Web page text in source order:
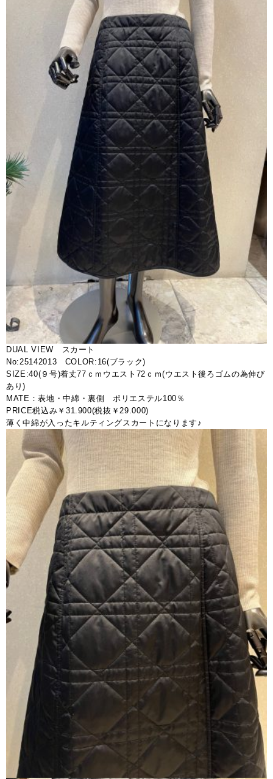
DUAL VIEW スカート
No:25142013 COLOR:16(ブラック)
SIZE:40(９号)着丈77ｃｍウエスト72ｃｍ(ウエスト後ろゴムの為伸び
あり)
MATE：表地・中綿・裏側 ポリエステル100％
PRICE税込み￥31.900(税抜￥29.000)
薄く中綿が入ったキルティングスカートになります♪